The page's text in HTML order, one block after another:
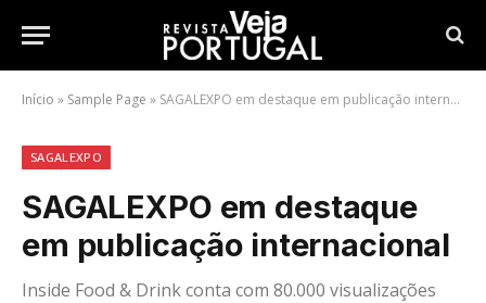
Início » Sample Page » SAGALEXPO em destaque em publicação internacional
SAGALEXPO
SAGALEXPO em destaque
em publicação internacional
Inside Food & Drink conta com 80.000 visualizações